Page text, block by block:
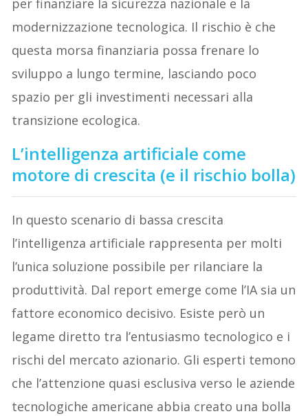
per finanziare la sicurezza nazionale e la
modernizzazione tecnologica. Il rischio è che
questa morsa finanziaria possa frenare lo
sviluppo a lungo termine, lasciando poco
spazio per gli investimenti necessari alla
transizione ecologica.
L’intelligenza artificiale come
motore di crescita (e il rischio bolla)
In questo scenario di bassa crescita
l’intelligenza artificiale rappresenta per molti
l’unica soluzione possibile per rilanciare la
produttività. Dal report emerge come l’IA sia un
fattore economico decisivo. Esiste però un
legame diretto tra l’entusiasmo tecnologico e i
rischi del mercato azionario. Gli esperti temono
che l’attenzione quasi esclusiva verso le aziende
tecnologiche americane abbia creato una bolla